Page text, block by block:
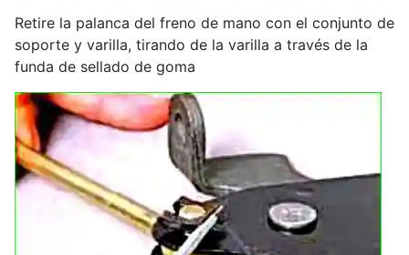
Retire la palanca del freno de mano con el conjunto de
soporte y varilla, tirando de la varilla a través de la
funda de sellado de goma